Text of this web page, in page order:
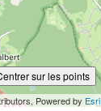
sur les points
Powered by Esri